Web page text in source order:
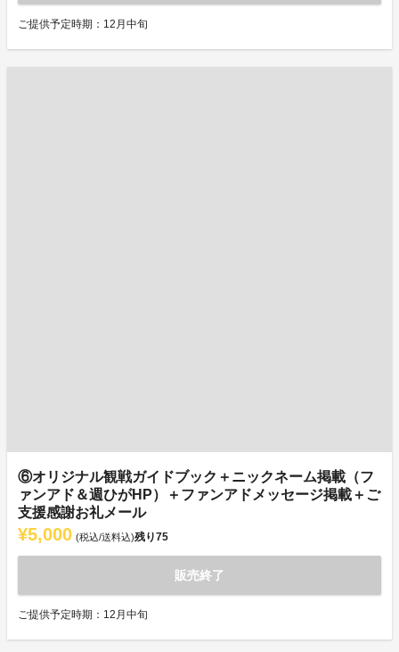
ご提供予定時期：12月中旬
⑥オリジナル観戦ガイドブック＋ニックネーム掲載（フ
ァンアド＆週ひがHP）＋ファンアドメッセージ掲載＋ご
支援感謝お礼メール
¥5,000 (税込/送料込)残り75
販売終了
ご提供予定時期：12月中旬